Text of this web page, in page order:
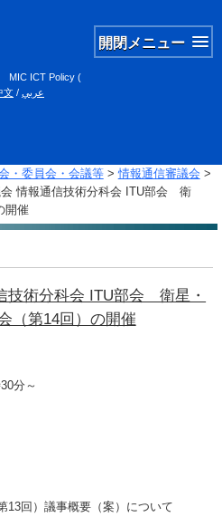
開閉メニュー
MIC ICT Policy (
文 / عربي
・委員会・会議等>情報通信審議会 >
情報通信技術分科会 ITU部会 衛
開催
技術分科会 ITU部会 衛星・
（第14回）の開催
分～
回）議事概要（案）について